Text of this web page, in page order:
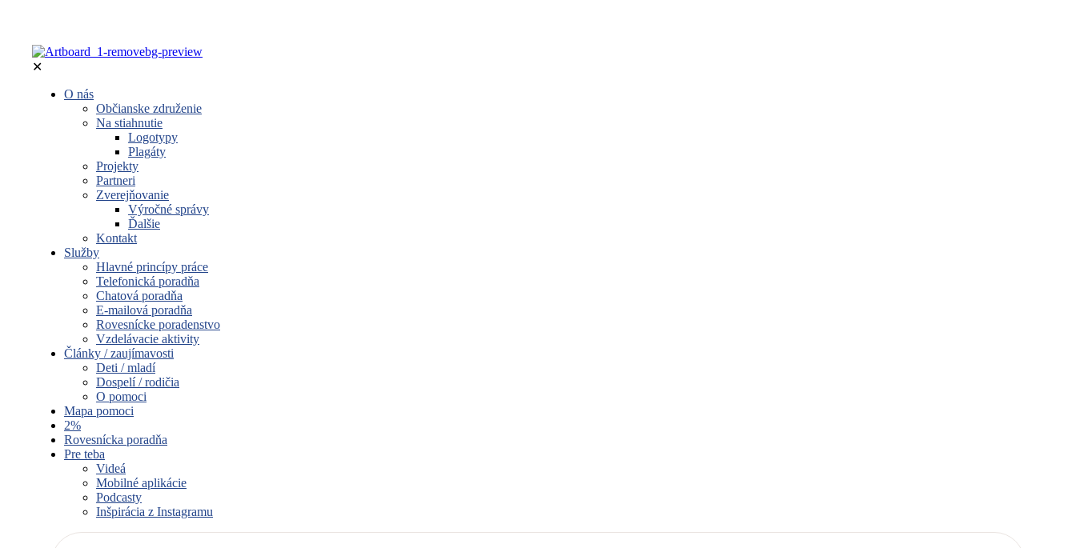
✕
O nás
Občianske združenie
Na stiahnutie
Logotypy
Plagáty
Projekty
Partneri
Zverejňovanie
Výročné správy
Ďalšie
Kontakt
Služby
Hlavné princípy práce
Telefonická poradňa
Chatová poradňa
E-mailová poradňa
Rovesnícke poradenstvo
Vzdelávacie aktivity
Články / zaujímavosti
Deti / mladí
Dospelí / rodičia
O pomoci
Mapa pomoci
2%
Rovesnícka poradňa
Pre teba
Videá
Mobilné aplikácie
Podcasty
Inšpirácia z Instagramu